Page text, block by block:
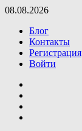
Перейти
содержимому
08.08.2026
Блог
Контакты
Регистрация
Войти